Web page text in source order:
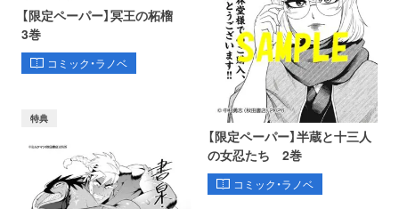
【限定ペーパー】冥王の柘榴
3巻
コミック・ラノベ
【限定ペーパー】半蔵と十三人
の女忍たち 2巻
コミック・ラノベ
特典